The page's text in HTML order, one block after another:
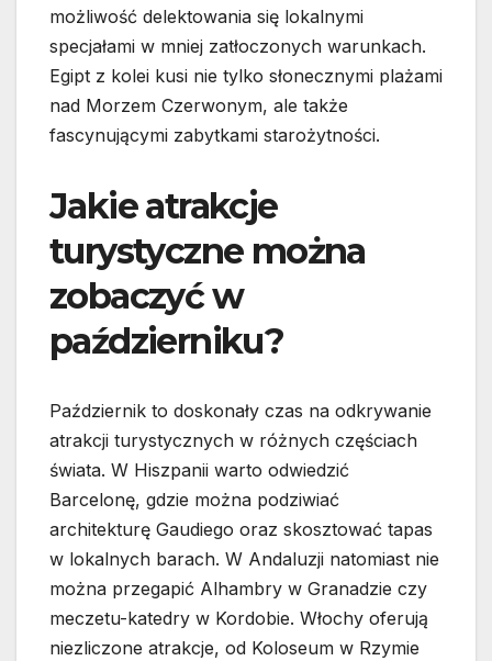
możliwość delektowania się lokalnymi
specjałami w mniej zatłoczonych warunkach.
Egipt z kolei kusi nie tylko słonecznymi plażami
nad Morzem Czerwonym, ale także
fascynującymi zabytkami starożytności.
Jakie atrakcje
turystyczne można
zobaczyć w
październiku?
Październik to doskonały czas na odkrywanie
atrakcji turystycznych w różnych częściach
świata. W Hiszpanii warto odwiedzić
Barcelonę, gdzie można podziwiać
architekturę Gaudiego oraz skosztować tapas
w lokalnych barach. W Andaluzji natomiast nie
można przegapić Alhambry w Granadzie czy
meczetu-katedry w Kordobie. Włochy oferują
niezliczone atrakcje, od Koloseum w Rzymie